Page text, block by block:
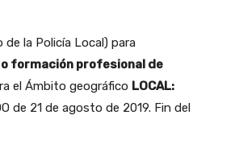
de la Policía Local) para
formación profesional de
el Ámbito geográfico LOCAL:
de 21 de agosto de 2019. Fin del